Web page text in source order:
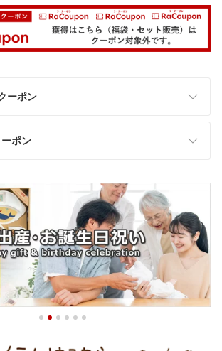
ーポン
ポン